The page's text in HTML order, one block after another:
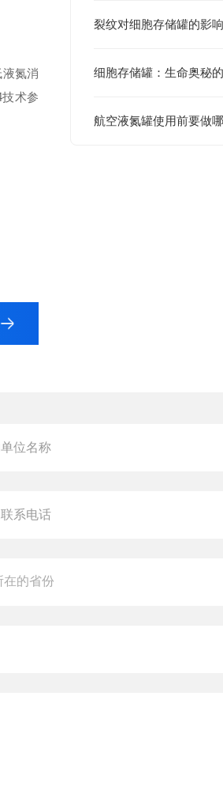
氮消
技术参